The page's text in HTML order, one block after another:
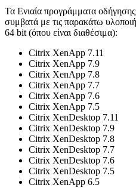
Τα Ενιαία προγράμματα οδήγησης
συμβατά με τις παρακάτω
64 bit (όπου είναι διαθέσιμα):
Citrix XenApp 7.11
Citrix XenApp 7.9
Citrix XenApp 7.8
Citrix XenApp 7.7
Citrix XenApp 7.6
Citrix XenApp 7.5
Citrix XenDesktop 7.11
Citrix XenDesktop 7.9
Citrix XenDesktop 7.8
Citrix XenDesktop 7.7
Citrix XenDesktop 7.6
Citrix XenDesktop 7.5
Citrix XenApp 6.5